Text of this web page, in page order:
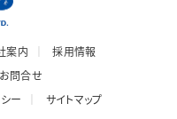
案内
採用情報
お問合せ
ー サイトマップ